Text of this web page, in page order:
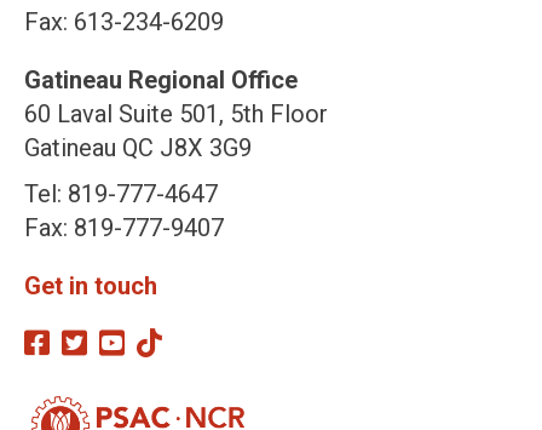
Fax: 613-234-6209
Gatineau Regional Office
60 Laval Suite 501, 5th Floor
Gatineau QC J8X 3G9
Tel: 819-777-4647
Fax: 819-777-9407
Get in touch